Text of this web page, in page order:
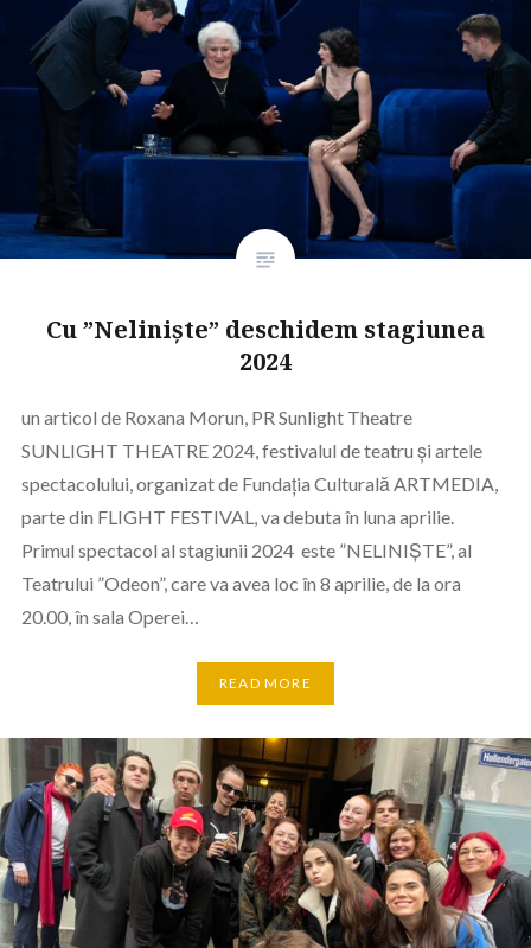
Cu ”Neliniște” deschidem stagiunea
2024
un articol de Roxana Morun, PR Sunlight Theatre
SUNLIGHT THEATRE 2024, festivalul de teatru și artele
spectacolului, organizat de Fundația Culturală ARTMEDIA,
parte din FLIGHT FESTIVAL, va debuta în luna aprilie.
Primul spectacol al stagiunii 2024 este ”NELINIȘTE”, al
Teatrului ”Odeon”, care va avea loc în 8 aprilie, de la ora
20.00, în sala Operei…
READ MORE